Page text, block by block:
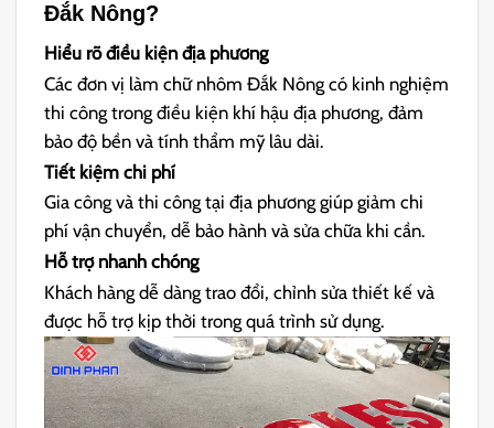
Đắk Nông?
Hiểu rõ điều kiện địa phương
Các đơn vị làm chữ nhôm Đắk Nông có kinh nghiệm
thi công trong điều kiện khí hậu địa phương, đảm
bảo độ bền và tính thẩm mỹ lâu dài.
Tiết kiệm chi phí
Gia công và thi công tại địa phương giúp giảm chi
phí vận chuyển, dễ bảo hành và sửa chữa khi cần.
Hỗ trợ nhanh chóng
Khách hàng dễ dàng trao đổi, chỉnh sửa thiết kế và
được hỗ trợ kịp thời trong quá trình sử dụng.